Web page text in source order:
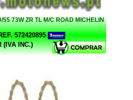
55 73W ZR TL M/C ROAD MICHELIN
572420895
(IVA INC.)